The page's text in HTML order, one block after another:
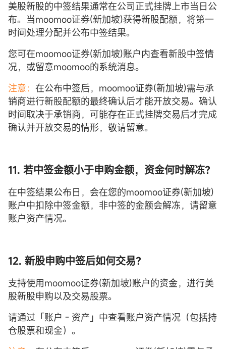
美股新股的中签结果通常在公司正式挂牌上市当日公
布。当moomoo证券(新加坡)获得新股配额，将第一
时间处理分配并公布中签结果。
您可在moomoo证券(新加坡)账户内查看新股中签情
况，或留意moomoo的系统消息。
注意： 在公布中签后，moomoo证券(新加坡)需与承
销商进行新股配额的最终确认后才能开放交易。确认
时间取决于承销商，可能存在正式挂牌交易后才完成
确认并开放交易的情形，敬请留意。
11. 若中签金额小于申购金额，资金何时解冻？
在中签结果公布日，会在您的moomoo证券(新加坡)
账户中扣除中签金额，非中签的金额会解冻，请留意
账户资产情况。
12. 新股申购中签后如何交易？
支持使用moomoo证券(新加坡)账户的资金，进行美
股新股申购以及交易股票。
请通过「账户 - 资产」中查看账户资产情况（包括持
仓股票和现金）。